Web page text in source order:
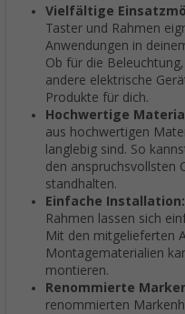
Vielfältige
Taster und Rahmen
Anwendungen in
Ob für die Beleuchtung,
andere elektrische
Produkte für dich.
Hochwertige
aus hochwertigen
langlebig sind. So
den anspruchsvollsten
standhalten.
Einfache Installation:
Rahmen lassen sich
Mit den mitgelieferten
Montagematerialien
montieren.
Renommierte
renommierten